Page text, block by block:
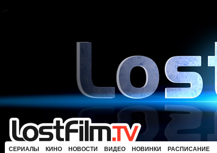
СЕРИАЛЫ КИНО НОВОСТИ ВИДЕО НОВИНКИ РАСПИСАНИЕ